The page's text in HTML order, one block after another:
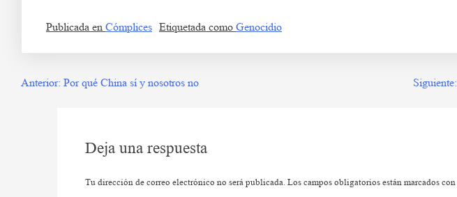
Publicada en Cómplices Etiquetada como Genocidio
Navegación
Anterior: Por qué China sí y nosotros no Siguiente:
Deja una respuesta
Tu dirección de correo electrónico no será publicada. Los campos obligatorios están marcados con